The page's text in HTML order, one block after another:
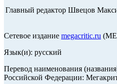
Главный редактор Швецов
Сетевое издание megacritic.ru
Язык(и): русский
Перевод наименования
Российской Федерации: